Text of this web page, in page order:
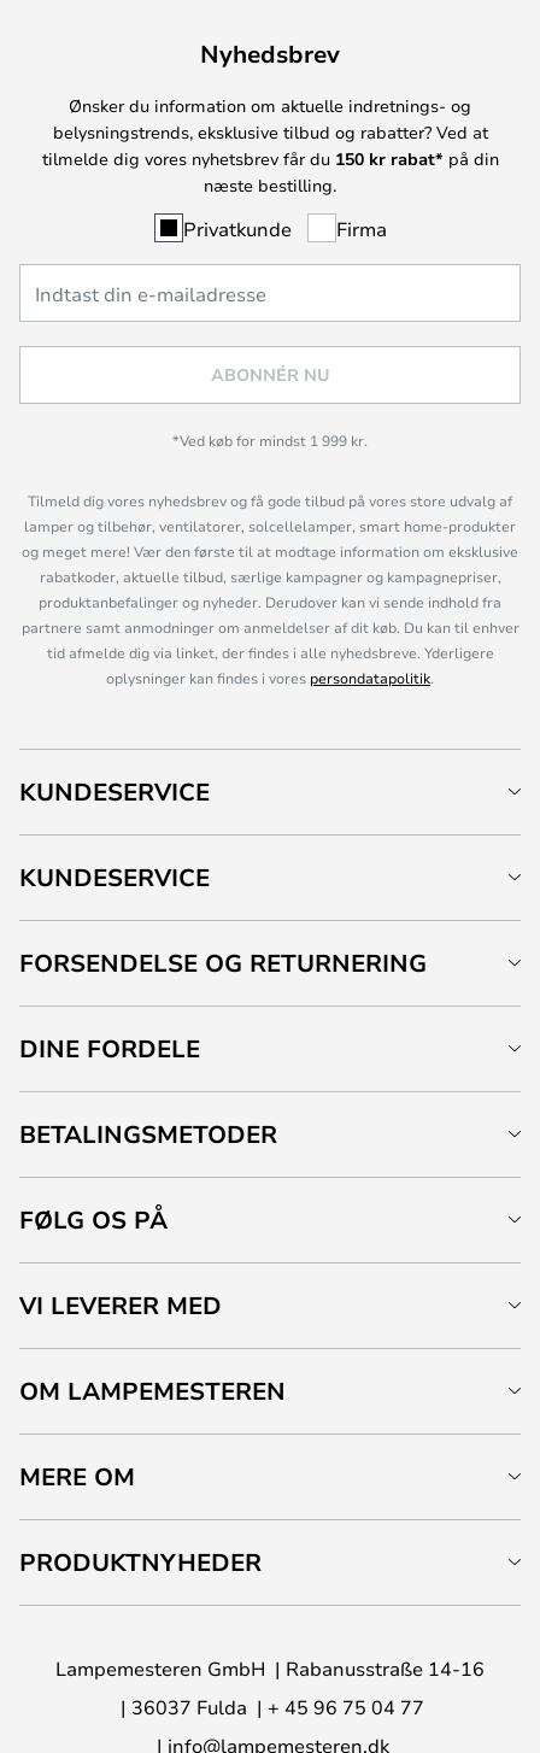
Nyhedsbrev
Ønsker du information om aktuelle indretnings- og
belysningstrends, eksklusive tilbud og rabatter? Ved at
tilmelde dig vores nyhetsbrev får du 150 kr rabat* på din
næste bestilling.
Privatkunde Firma
ABONNÉR NU
*Ved køb for mindst 1 999 kr.
Tilmeld dig vores nyhedsbrev og få gode tilbud på vores store udvalg af
lamper og tilbehør, ventilatorer, solcellelamper, smart home-produkter
og meget mere! Vær den første til at modtage information om eksklusive
rabatkoder, aktuelle tilbud, særlige kampagner og kampagnepriser,
produktanbefalinger og nyheder. Derudover kan vi sende indhold fra
partnere samt anmodninger om anmeldelser af dit køb. Du kan til enhver
tid afmelde dig via linket, der findes i alle nyhedsbreve. Yderligere
oplysninger kan findes i vores persondatapolitik.
KUNDESERVICE
KUNDESERVICE
FORSENDELSE OG RETURNERING
DINE FORDELE
BETALINGSMETODER
FØLG OS PÅ
VI LEVERER MED
OM LAMPEMESTEREN
MERE OM
PRODUKTNYHEDER
Lampemesteren GmbH
Rabanusstraße 14-16
36037 Fulda
+ 45 96 75 04 77
info@lampemesteren.dk